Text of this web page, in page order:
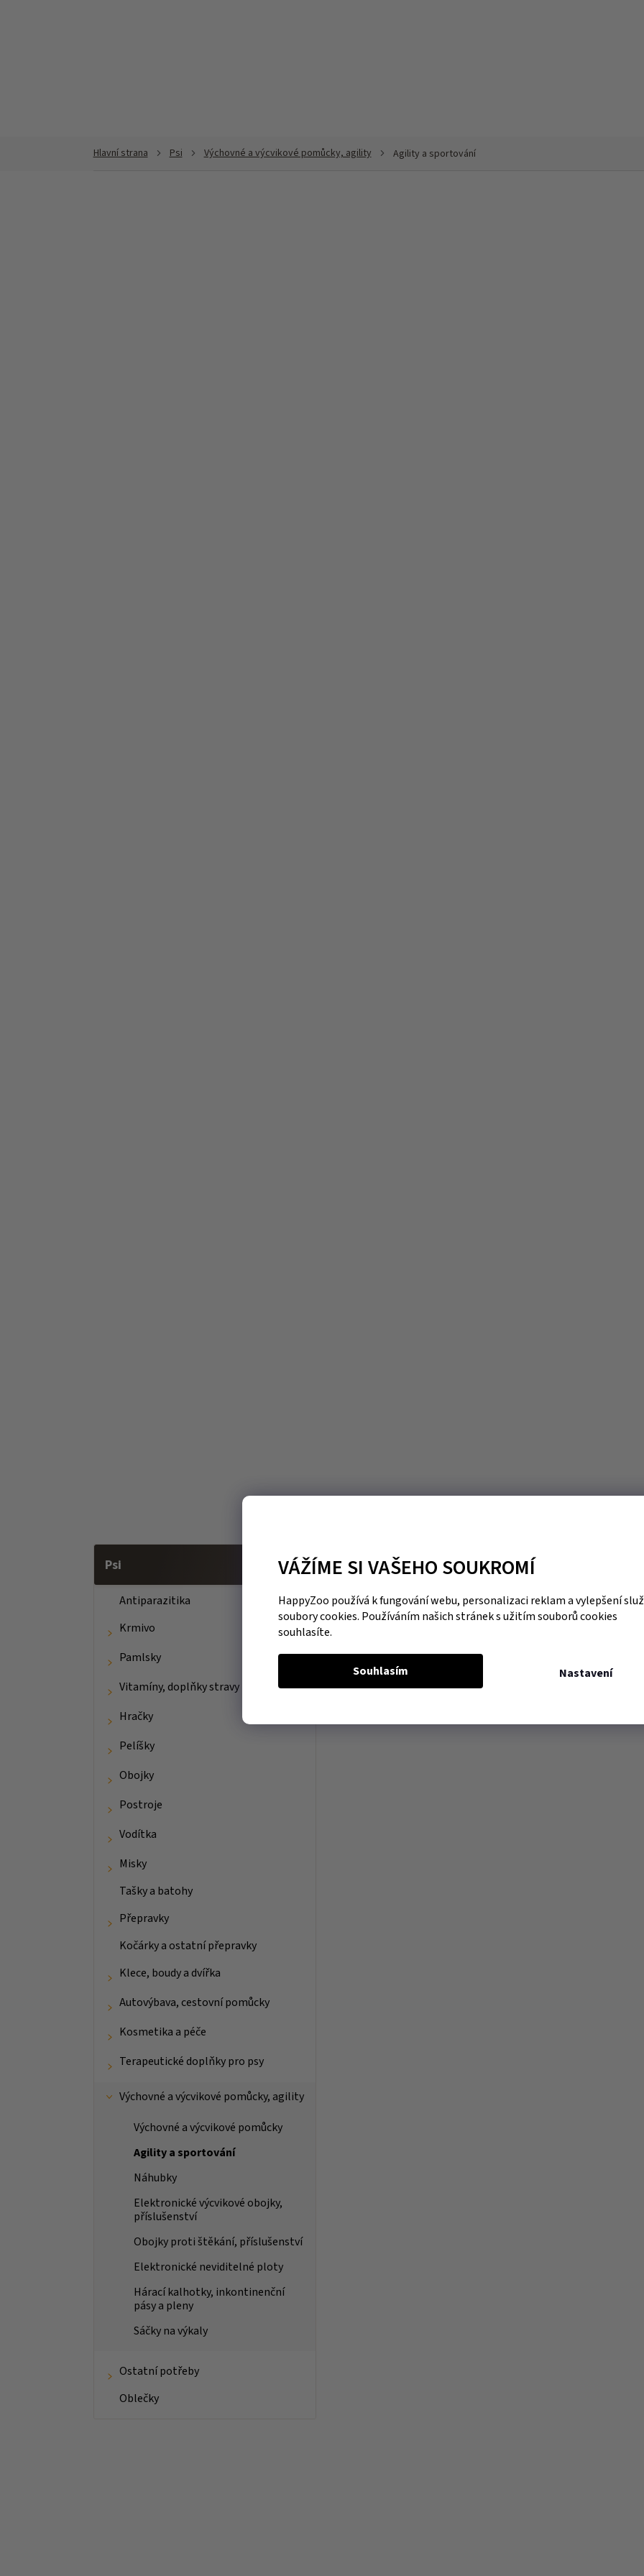
VÁŽÍME SI VAŠEHO SOUKROMÍ
HappyZoo používá k fungování webu, personalizaci reklam a vylepšení
soubory cookies. Používáním našich stránek s užitím souborů cookies
souhlasíte.
Nastavení
Souhlasím
Psi Výchovné a výcvikové pomůcky, agility Agility a sportování
Psi
Antiparazitika
Krmivo
Pamlsky
Vitamíny, doplňky stravy
Hračky
Pelíšky
Obojky
Postroje
Vodítka
Misky
Tašky a batohy
Přepravky
Kočárky a ostatní přepravky
Klece, boudy a dvířka
Autovýbava, cestovní pomůcky
Kosmetika a péče
Terapeutické doplňky pro psy
Výchovné a výcvikové pomůcky, agility
Výchovné a výcvikové pomůcky
Agility a sportování
Náhubky
Elektronické výcvikové obojky,
příslušenství
Obojky proti štěkání, příslušenství
Elektronické neviditelné ploty
Hárací kalhotky, inkontinenční
pásy a pleny
Sáčky na výkaly
Ostatní potřeby
Oblečky